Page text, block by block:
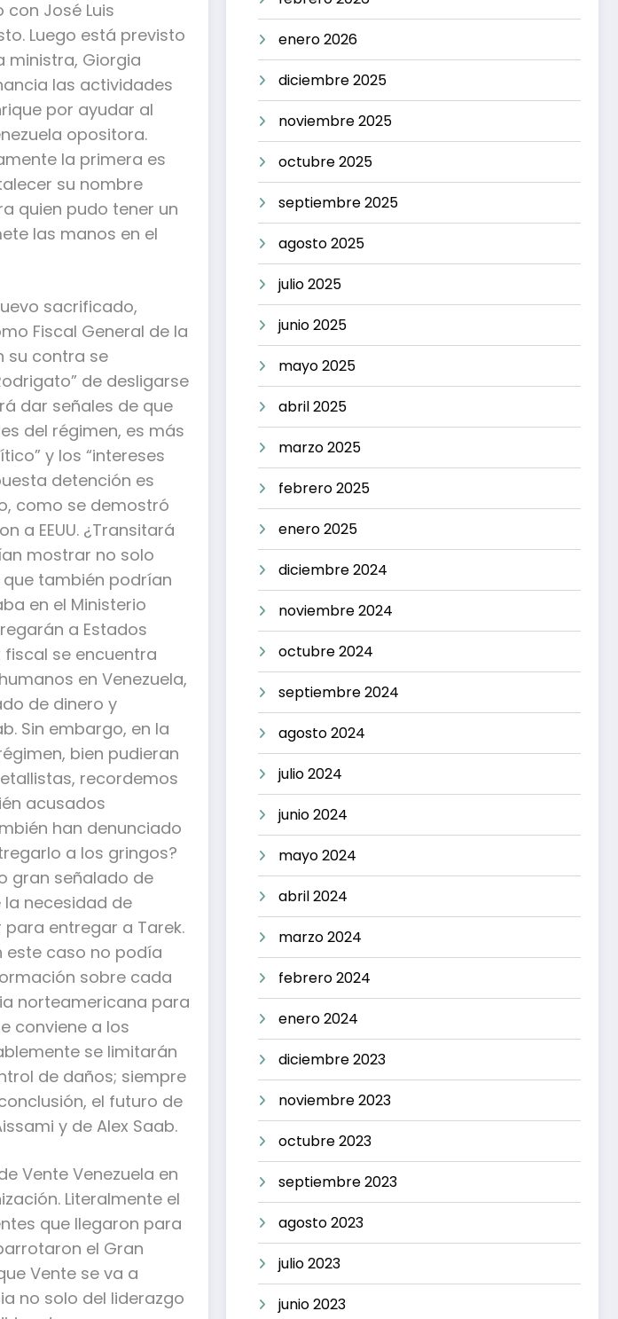
José Luis
Luego está previsto
ministra, Giorgia
las actividades
por ayudar al
opositora.
la primera es
su nombre
quien pudo tener un
las manos en el
sacrificado,
Fiscal General de la
su contra se
de desligarse
dar señales de que
del régimen, es más
y los “intereses
detención es
como se demostró
a EEUU. ¿Transitará
mostrar no solo
también podrían
en el Ministerio
a Estados
fiscal se encuentra
en Venezuela,
de dinero y
Sin embargo, en la
bien pudieran
recordemos
acusados
han denunciado
a los gringos?
gran señalado de
necesidad de
entregar a Tarek.
este caso no podía
sobre cada
norteamericana para
conviene a los
se limitarán
de daños; siempre
el futuro de
y de Alex Saab.
Vente Venezuela en
Literalmente el
que llegaron para
el Gran
Vente se va a
no solo del liderazgo
enero 2026
diciembre 2025
noviembre 2025
octubre 2025
septiembre 2025
agosto 2025
julio 2025
junio 2025
mayo 2025
abril 2025
marzo 2025
febrero 2025
enero 2025
diciembre 2024
noviembre 2024
octubre 2024
septiembre 2024
agosto 2024
julio 2024
junio 2024
mayo 2024
abril 2024
marzo 2024
febrero 2024
enero 2024
diciembre 2023
noviembre 2023
octubre 2023
septiembre 2023
agosto 2023
julio 2023
junio 2023